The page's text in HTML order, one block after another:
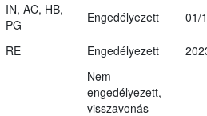
IN, AC, HB,
PG
Engedélyezett
01/
RE Engedélyezett
Nem
engedélyezett,
visszavonás